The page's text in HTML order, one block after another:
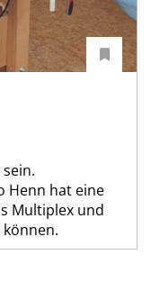
Henn hat eine
Multiplex und